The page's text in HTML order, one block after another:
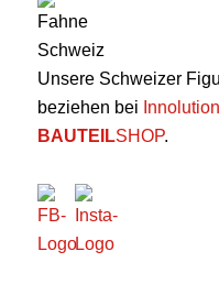
Unsere Schweizer
beziehen bei
BAUTEILSHOP.